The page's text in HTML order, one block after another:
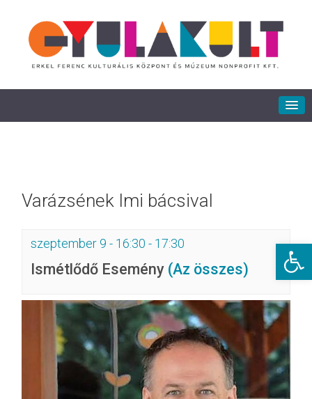
Varázsének Imi bácsival
szeptember 9 - 16:30 - 17:30
Ismétlődő Esemény (Az összes)